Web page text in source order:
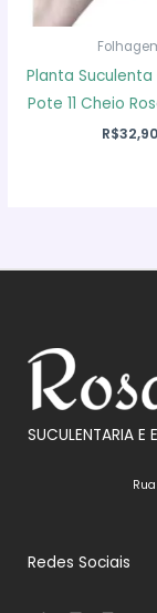
Planta
Pote 11 Cheio
R$32,90
SUCULENTARIA E
Redes Sociais